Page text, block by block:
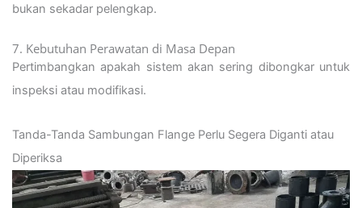
bukan sekadar pelengkap.
7. Kebutuhan Perawatan di Masa Depan
Pertimbangkan apakah sistem akan sering dibongkar untuk
inspeksi atau modifikasi.
Tanda-Tanda Sambungan Flange Perlu Segera Diganti atau
Diperiksa